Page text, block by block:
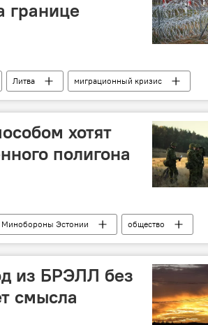
границе
Литва
миграционный кризис
Совет Европы
хотят
полигона
Минобороны Эстонии общество
из БРЭЛЛ без
смысла